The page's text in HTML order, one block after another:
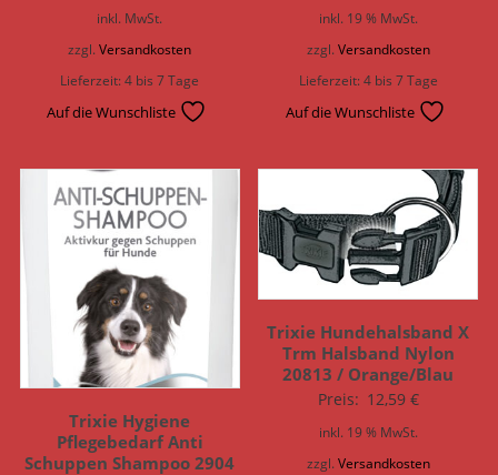
inkl. MwSt.
zzgl.Versandkosten
Lieferzeit:4 bis 7 Tage
Auf die Wunschliste
inkl. 19 % MwSt.
zzgl. Versandkosten
Lieferzeit:4 bis 7 Tage
Auf die Wunschliste
Trixie Hygiene
Pflegebedarf Anti
Schuppen Shampoo 2904
Trixie Hundehalsband X
Trm Halsband Nylon
20813 / Orange/Blau
Preis: 12,59 €
inkl. 19 % MwSt.
zzgl.Versandkosten